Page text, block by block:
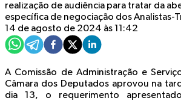
realização de audiência para tratar da
específica de negociação dos Analistas-
14 de agosto de 2024 às 11:42
A Comissão de Administração e
Câmara dos Deputados aprovou na
dia 13, o requerimento